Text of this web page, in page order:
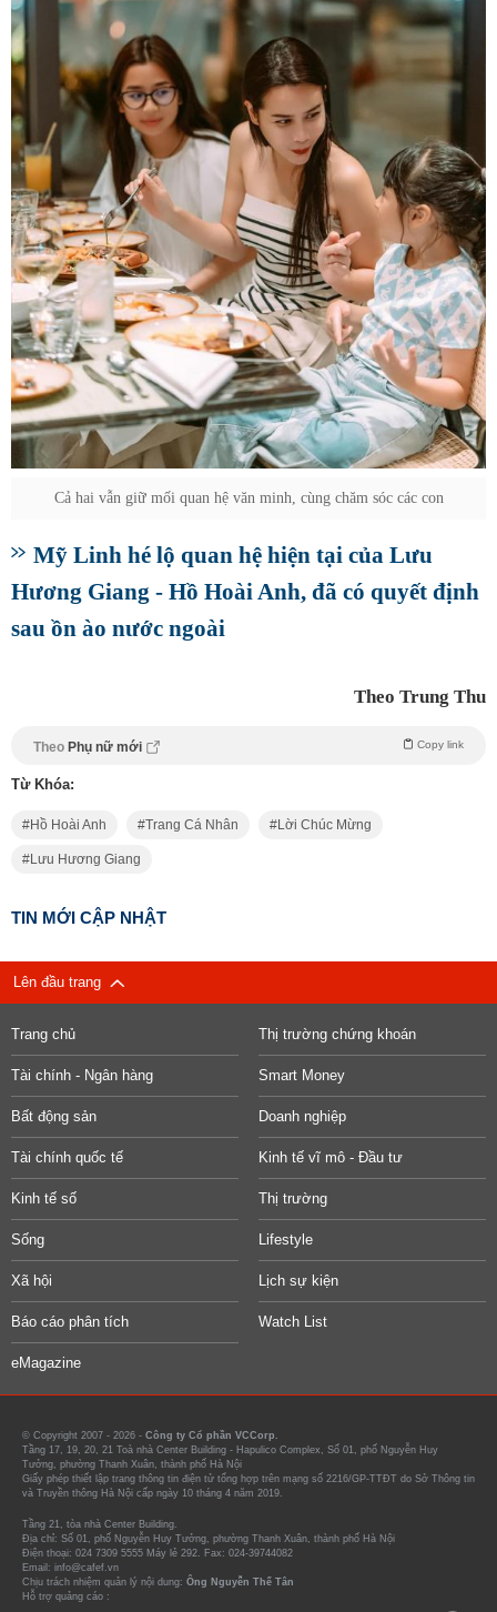
Cả hai vẫn giữ mối quan hệ văn minh, cùng chăm sóc các con
Mỹ Linh hé lộ quan hệ hiện tại của Lưu
Hương Giang - Hồ Hoài Anh, đã có quyết định
sau ồn ào nước ngoài
Theo Trung Thu
Theo Phụ nữ mới Copy link
Từ Khóa:
Hồ Hoài Anh Trang Cá Nhân Lời Chúc Mừng
Lưu Hương Giang
TIN MỚI CẬP NHẬT
Lên đầu trang
Trang chủ Thị trường chứng khoán
Tài chính - Ngân hàng Smart Money
Bất động sản Doanh nghiệp
Tài chính quốc tế Kinh tế vĩ mô - Đầu tư
Kinh tế số Thị trường
Sống Lifestyle
Xã hội Lịch sự kiện
Báo cáo phân tích Watch List
eMagazine
© Copyright 2007 - 2026 - Công ty Cổ phần VCCorp.
Tầng 17, 19, 20, 21 Toà nhà Center Building - Hapulico Complex, Số 01, phố Nguyễn Huy
Tưởng, phường Thanh Xuân, thành phố Hà Nội
Giấy phép thiết lập trang thông tin điện tử tổng hợp trên mạng số 2216/GP-TTĐT do Sở Thông tin
và Truyền thông Hà Nội cấp ngày 10 tháng 4 năm 2019.
Tầng 21, tòa nhà Center Building.
Địa chỉ: Số 01, phố Nguyễn Huy Tưởng, phường Thanh Xuân, thành phố Hà Nội
Điện thoại: 024 7309 5555 Máy lẻ 292. Fax: 024-39744082
Email: info@cafef.vn
Chịu trách nhiệm quản lý nội dung: Ông Nguyễn Thế Tân
Hỗ trợ quảng cáo :